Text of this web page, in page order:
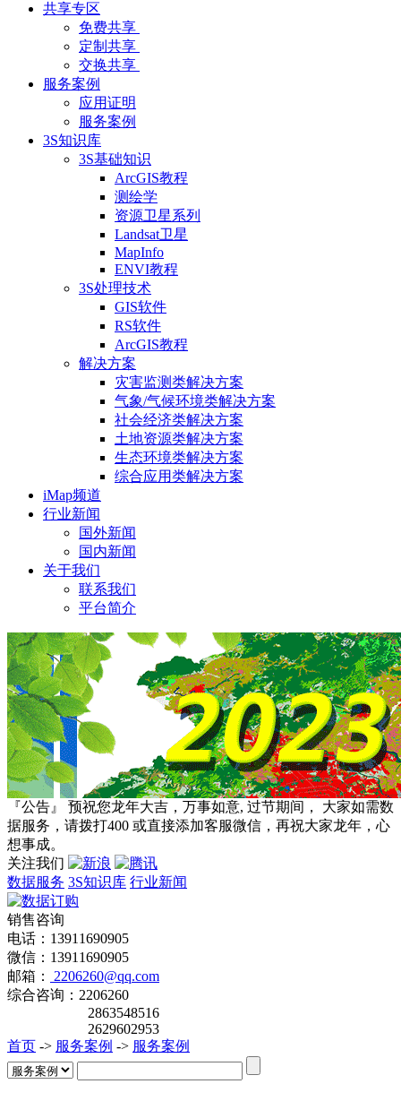
共享专区
免费共享
定制共享
交换共享
服务案例
应用证明
服务案例
3S知识库
3S基础知识
ArcGIS教程
测绘学
资源卫星系列
Landsat卫星
MapInfo
ENVI教程
3S处理技术
GIS软件
RS软件
ArcGIS教程
解决方案
灾害监测类解决方案
气象/气候环境类解决方案
社会经济类解决方案
土地资源类解决方案
生态环境类解决方案
综合应用类解决方案
iMap频道
行业新闻
国外新闻
国内新闻
关于我们
联系我们
平台简介
『公告』 预祝您龙年大吉，万事如意, 过节期间， 大家如需数
据服务，请拨打400 或直接添加客服微信，再祝大家龙年，心
想事成。
关注我们
数据服务 3S知识库 行业新闻
销售咨询
电话：13911690905
微信：13911690905
邮箱：
2206260@qq.com
综合咨询：2206260
2863548516
2629602953
首页 -> 服务案例 -> 服务案例